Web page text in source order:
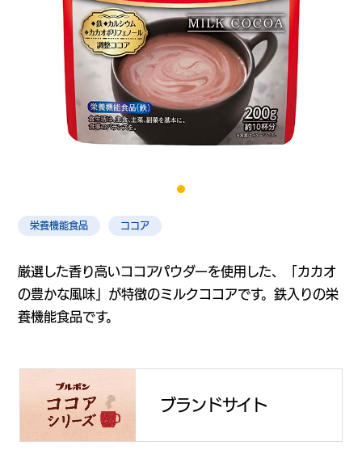
栄養機能食品 ココア
厳選した香り高いココアパウダーを使用した、「カカオ
の豊かな風味」が特徴のミルクココアです。鉄入りの栄
養機能食品です。
ブランドサイト